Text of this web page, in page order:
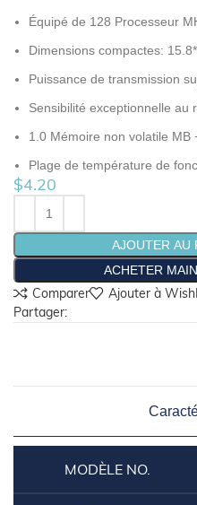
Équipé de 128 Processeur
Dimensions compactes:
Puissance de transmission
Sensibilité exceptionnelle au
1.0 Mémoire non volatile MB
Plage de température de
$4.20
AJOUTER AU
ACHETER
Comparer
Ajouter à
Partager:
MODÈLE NO.